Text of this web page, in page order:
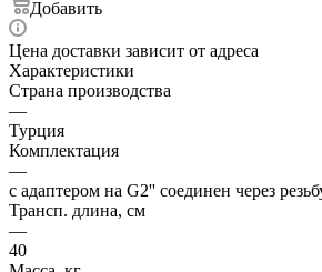
Добавить
Цена доставки зависит от адреса
Характеристики
Страна производства
—
Турция
Комплектация
—
с адаптером на G2'' соединен через
Трансп. длина, см
—
40